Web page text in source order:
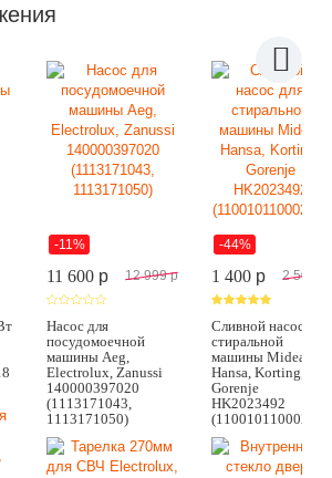
-11%
11 600 p 12 999 p
Насос для
посудомоечной
машины Aeg,
Electrolux, Zanussi
140000397020
(1113171043,
1113171050)
-44%
1 400 p 2 500
Сливной насос для
стиральной
машины Midea,
Hansa, Korting,
Gorenje
HK2023492
(11001011000245)